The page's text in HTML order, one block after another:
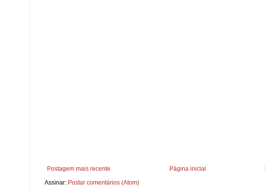
Postagem mais recente
Página inicial
Assinar: Postar comentários (Atom)